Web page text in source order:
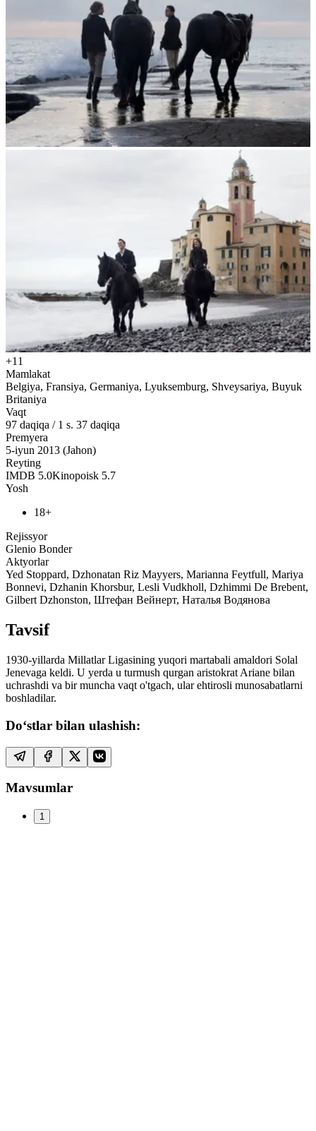
+11
Mamlakat
Belgiya, Fransiya, Germaniya, Lyuksemburg, Shveysariya, Buyuk
Britaniya
Vaqt
97 daqiqa / 1 s. 37 daqiqa
Premyera
5-iyun 2013 (Jahon)
Reyting
IMDB 5.0Kinopoisk 5.7
Yosh
18+
Rejissyor
Glenio Bonder
Aktyorlar
Yed Stoppard, Dzhonatan Riz Mayyers, Marianna Feytfull, Mariya
Bonnevi, Dzhanin Khorsbur, Lesli Vudkholl, Dzhimmi De Brebent,
Gilbert Dzhonston, Штефан Вейнерт, Наталья Водянова
Tavsif
1930-yillarda Millatlar Ligasining yuqori martabali amaldori Solal
Jenevaga keldi. U yerda u turmush qurgan aristokrat Ariane bilan
uchrashdi va bir muncha vaqt o'tgach, ular ehtirosli munosabatlarni
boshladilar.
Do‘stlar bilan ulashish:
Mavsumlar
1